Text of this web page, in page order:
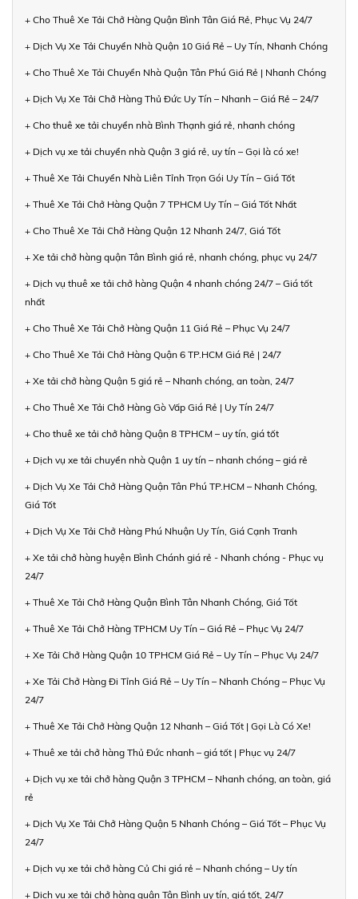
+ Cho Thuê Xe Tải Chở Hàng Quận Bình Tân Giá Rẻ, Phục Vụ 24/7
+ Dịch Vụ Xe Tải Chuyển Nhà Quận 10 Giá Rẻ – Uy Tín, Nhanh Chóng
+ Cho Thuê Xe Tải Chuyển Nhà Quận Tân Phú Giá Rẻ | Nhanh Chóng
+ Dịch Vụ Xe Tải Chở Hàng Thủ Đức Uy Tín – Nhanh – Giá Rẻ – 24/7
+ Cho thuê xe tải chuyển nhà Bình Thạnh giá rẻ, nhanh chóng
+ Dịch vụ xe tải chuyển nhà Quận 3 giá rẻ, uy tín – Gọi là có xe!
+ Thuê Xe Tải Chuyển Nhà Liên Tỉnh Trọn Gói Uy Tín – Giá Tốt
+ Thuê Xe Tải Chở Hàng Quận 7 TPHCM Uy Tín – Giá Tốt Nhất
+ Cho Thuê Xe Tải Chở Hàng Quận 12 Nhanh 24/7, Giá Tốt
+ Xe tải chở hàng quận Tân Bình giá rẻ, nhanh chóng, phục vụ 24/7
+ Dịch vụ thuê xe tải chở hàng Quận 4 nhanh chóng 24/7 – Giá tốt
nhất
+ Cho Thuê Xe Tải Chở Hàng Quận 11 Giá Rẻ – Phục Vụ 24/7
+ Cho Thuê Xe Tải Chở Hàng Quận 6 TP.HCM Giá Rẻ | 24/7
+ Xe tải chở hàng Quận 5 giá rẻ – Nhanh chóng, an toàn, 24/7
+ Cho Thuê Xe Tải Chở Hàng Gò Vấp Giá Rẻ | Uy Tín 24/7
+ Cho thuê xe tải chở hàng Quận 8 TPHCM – uy tín, giá tốt
+ Dịch vụ xe tải chuyển nhà Quận 1 uy tín – nhanh chóng – giá rẻ
+ Dịch Vụ Xe Tải Chở Hàng Quận Tân Phú TP.HCM – Nhanh Chóng,
Giá Tốt
+ Dịch Vụ Xe Tải Chở Hàng Phú Nhuận Uy Tín, Giá Cạnh Tranh
+ Xe tải chở hàng huyện Bình Chánh giá rẻ - Nhanh chóng - Phục vụ
24/7
+ Thuê Xe Tải Chở Hàng Quận Bình Tân Nhanh Chóng, Giá Tốt
+ Thuê Xe Tải Chở Hàng TPHCM Uy Tín – Giá Rẻ – Phục Vụ 24/7
+ Xe Tải Chở Hàng Quận 10 TPHCM Giá Rẻ – Uy Tín – Phục Vụ 24/7
+ Xe Tải Chở Hàng Đi Tỉnh Giá Rẻ – Uy Tín – Nhanh Chóng – Phục Vụ
24/7
+ Thuê Xe Tải Chở Hàng Quận 12 Nhanh – Giá Tốt | Gọi Là Có Xe!
+ Thuê xe tải chở hàng Thủ Đức nhanh – giá tốt | Phục vụ 24/7
+ Dịch vụ xe tải chở hàng Quận 3 TPHCM – Nhanh chóng, an toàn, giá
rẻ
+ Dịch Vụ Xe Tải Chở Hàng Quận 5 Nhanh Chóng – Giá Tốt – Phục Vụ
24/7
+ Dịch vụ xe tải chở hàng Củ Chi giá rẻ – Nhanh chóng – Uy tín
+ Dịch vụ xe tải chở hàng quận Tân Bình uy tín, giá tốt, 24/7